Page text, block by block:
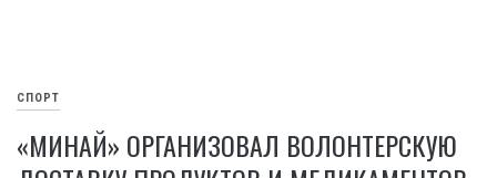
СПОРТ
«МИНАЙ» ОРГАНИЗОВАЛ ВОЛОНТЕРСКУЮ